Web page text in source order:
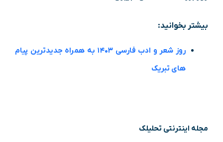
بیشتر بخوانید:
روز شعر و ادب فارسی ۱۴۰۳ به همراه جدیدترین پیام
های تبریک
مجله اینترنتی تحلیلک